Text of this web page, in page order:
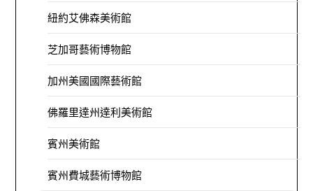
紐約艾佛森美術館
芝加哥藝術博物館
加州美國國際藝術館
佛羅里達州達利美術館
賓州美術館
賓州費城藝術博物館